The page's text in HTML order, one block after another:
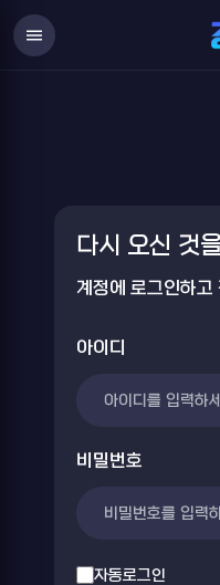
Login
menu
다시 오신 것
계정에 로그인하고
아이디
비밀번호
자동로그인